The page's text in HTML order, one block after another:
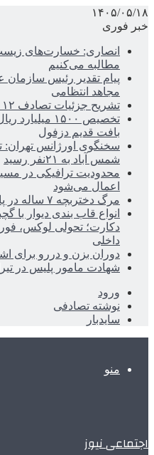
۱۴۰۵/۰۵/۱۸
خبر فوری
انصاری: خسارت‌های
مطالبه‌ می‌کنیم
پیام تقدیر رئیس سازمان
مجاهد انتظامی
تشریح جزئیات تصادف ۱۲ خودرو با ۱۹ مصدوم
تخصیص ۱۵۰۰
بافت قدیم دزفول
سخنگوی اورژانس تهران:
شمس آباد به ۲۱نفر رسید
محدودیت ترافیکی در
اعمال می‌شود
مرگ دختربچه ۷ ساله در پارک اسلامشهر
انواع قاب بندی دیوار با
دکارت؛ تحولی لوکس،
داخلی
دوران بزن و دررو برای
شهادت مامور پلیس در
ورود
نوشته تصادفی
سایدبار
منو
اجتماعی نیوز